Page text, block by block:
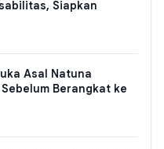
Siapkan
Asal Natuna
Berangkat ke